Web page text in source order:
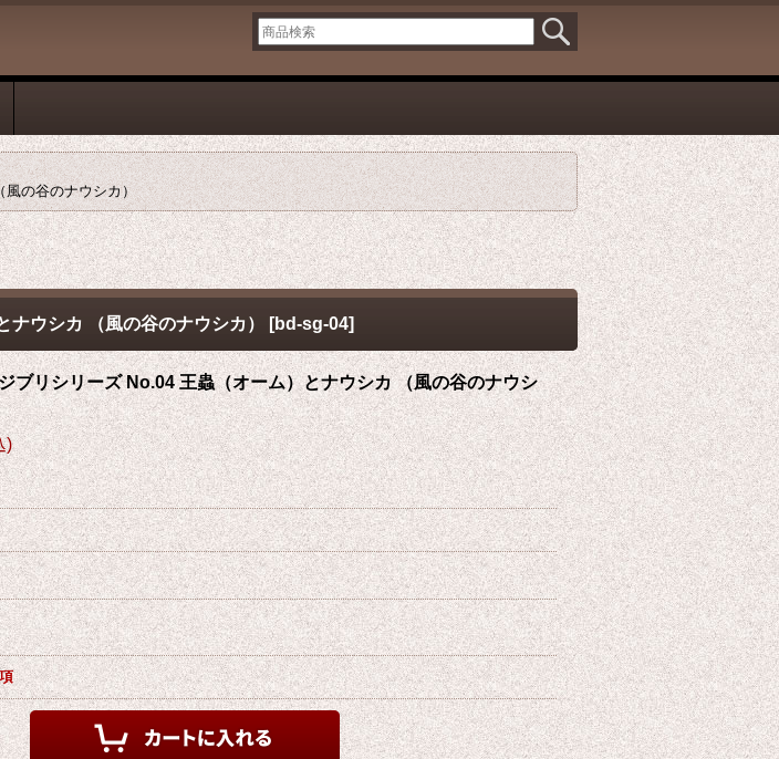
の谷のナウシカ）
ウシカ （風の谷のナウシカ） [bd-sg-04]
ブリシリーズ No.04 王蟲（オーム）とナウシカ （風の谷のナウシ
)